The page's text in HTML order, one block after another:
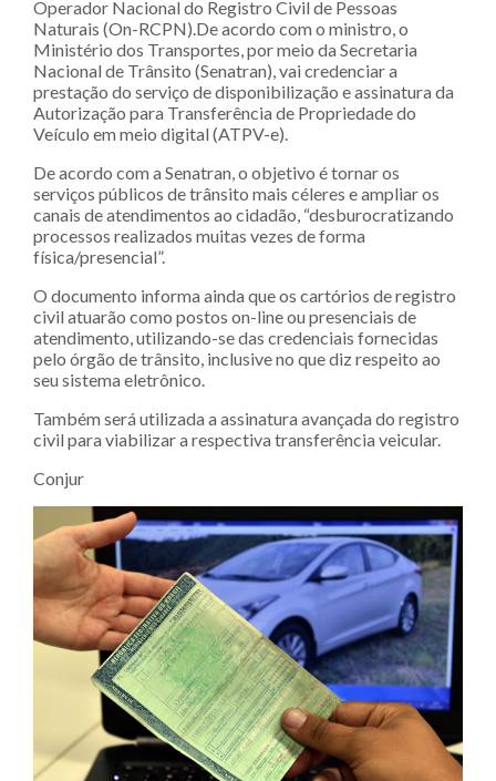
Operador Nacional do Registro Civil de Pessoas
Naturais (On-RCPN).De acordo com o ministro, o
Ministério dos Transportes, por meio da Secretaria
Nacional de Trânsito (Senatran), vai credenciar a
prestação do serviço de disponibilização e assinatura da
Autorização para Transferência de Propriedade do
Veículo em meio digital (ATPV-e).
De acordo com a Senatran, o objetivo é tornar os
serviços públicos de trânsito mais céleres e ampliar os
canais de atendimentos ao cidadão, “desburocratizando
processos realizados muitas vezes de forma
física/presencial”.
O documento informa ainda que os cartórios de registro
civil atuarão como postos on-line ou presenciais de
atendimento, utilizando-se das credenciais fornecidas
pelo órgão de trânsito, inclusive no que diz respeito ao
seu sistema eletrônico.
Também será utilizada a assinatura avançada do registro
civil para viabilizar a respectiva transferência veicular.
Conjur